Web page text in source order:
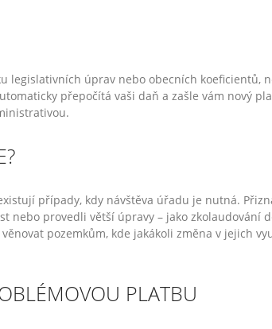
legislativních úprav nebo obecních koeficientů,
přepočítá vaši daň a zašle vám nový
případy, kdy návštěva úřadu je nutná.
nebo provedli větší úpravy – jako zkolaudování
pozemkům, kde jakákoli změna v jejich
PLATBU